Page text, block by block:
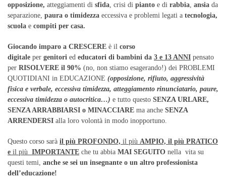
opposizione, atteggiamenti di sfida, crisi di pianto e di rabbia, ansia da
separazione, paura o timidezza eccessiva e problemi legati a tecnologia,
scuola e compiti per casa.
Giocando imparo a CRESCERE è il corso
digitale per genitori ed educatori di bambini da 3 e 13 ANNI pensato
per RISOLVERE il 90% (no, non stiamo esagerando!) dei PROBLEMI
QUOTIDIANI in EDUCAZIONE (opposizione, rifiuto, aggressività
fisica e verbale, eccessiva timidezza, atteggiamento rinunciatario, paure,
eccessiva timidezza o autocritica…) e tutto questo SENZA URLARE,
SENZA ARRABBIARSI o MINACCIARE ma anche SENZA
ARRENDERSI alla loro volontà in modo inopportuno.
Questo corso sarà il più PROFONDO, il più AMPIO, il più PRATICO
e il più IMPORTANTE che tu abbia MAI SEGUITO nella vita su
questi temi, anche se sei un insegnante o un altro professionista
dell’educazione!